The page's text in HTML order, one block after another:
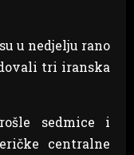
u nedjelju rano
tri iranska
sedmice i
centralne